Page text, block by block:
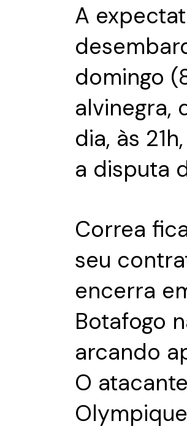
A
domingo
alvinegra,
dia, às
a disputa
Correa
seu
encerra
Botafogo
arcando
O